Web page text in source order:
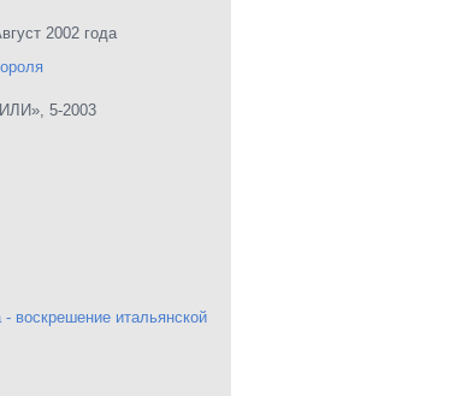
2002 года
5-2003
воскрешение итальянской